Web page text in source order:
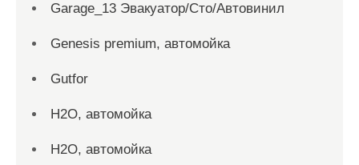
Garage_13 Эвакуатор/Сто/Автовинил
Genesis premium, автомойка
Gutfor
H2O, автомойка
H2O, автомойка